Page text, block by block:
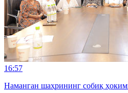
16:57
Наманган шаҳрининг собиқ